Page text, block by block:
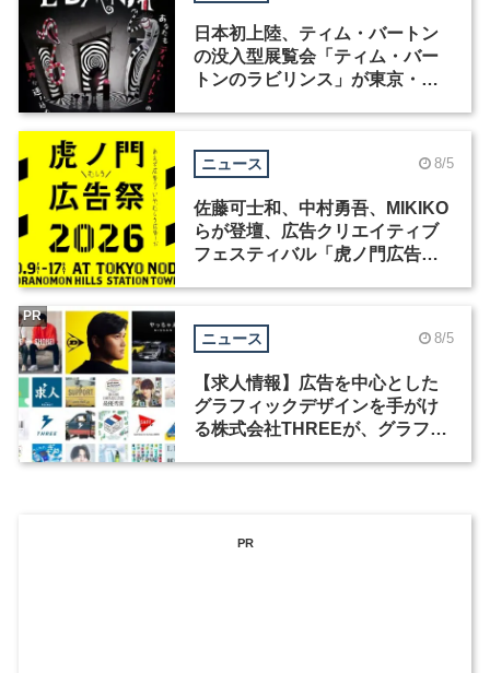
日本初上陸、ティム・バートン
の没入型展覧会「ティム・バー
トンのラビリンス」が東京・豊
ニュース 8/5
佐藤可士和、中村勇吾、MIKIKO
らが登壇、広告クリエイティブ
フェスティバル「虎ノ門広告
ニュース 8/5
【求人情報】広告を中心とした
グラフィックデザインを手がけ
る株式会社THREEが、グラフィ
PR
PR